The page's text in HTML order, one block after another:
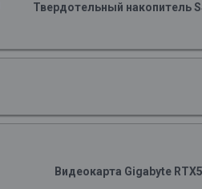
Твердотельный накопитель
Видеокарта Gigabyte